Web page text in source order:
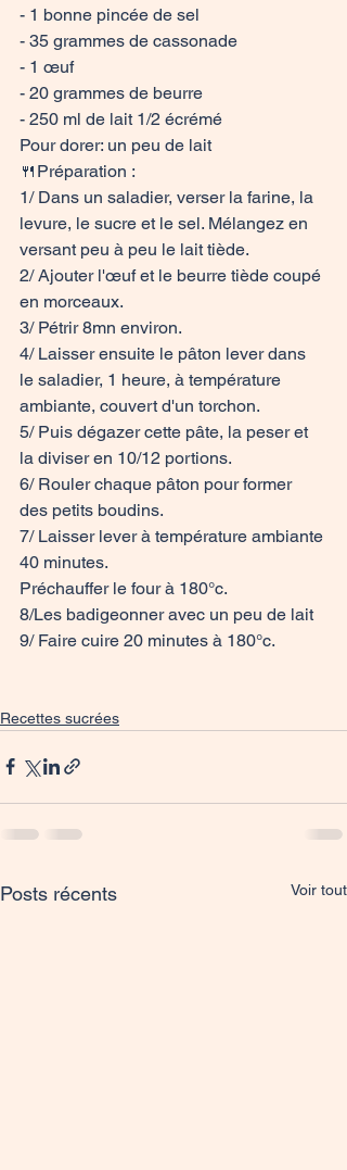
- 1 bonne pincée de sel
- 35 grammes de cassonade
- 1 œuf
- 20 grammes de beurre
- 250 ml de lait 1/2 écrémé
Pour dorer: un peu de lait
🍴 Préparation :
1/ Dans un saladier, verser la farine, la
levure, le sucre et le sel. Mélangez en
versant peu à peu le lait tiède.
2/ Ajouter l'œuf et le beurre tiède coupé
en morceaux.
3/ Pétrir 8mn environ.
4/ Laisser ensuite le pâton lever dans
le saladier, 1 heure, à température
ambiante, couvert d'un torchon.
5/ Puis dégazer cette pâte, la peser et
la diviser en 10/12 portions.
6/ Rouler chaque pâton pour former
des petits boudins.
7/ Laisser lever à température ambiante
40 minutes.
Préchauffer le four à 180°c.
8/Les badigeonner avec un peu de lait
9/ Faire cuire 20 minutes à 180°c.
Recettes sucrées
Posts récents Voir tout